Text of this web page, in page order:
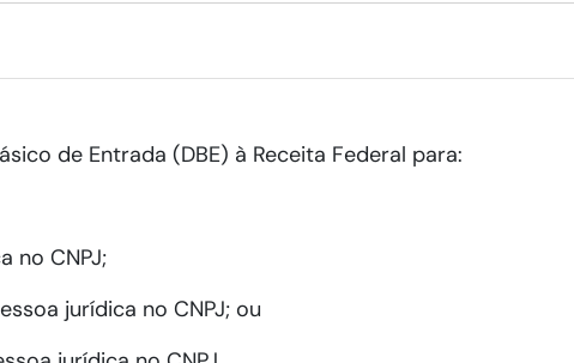
de Entrada (DBE) à Receita Federal para:
no CNPJ;
jurídica no CNPJ; ou